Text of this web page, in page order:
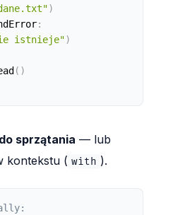
)
:
istnieje")
( )
do sprzątania — lub
kontekstu ( with ).